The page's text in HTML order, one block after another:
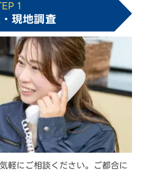
1
現地調査
軽にご相談ください。ご都合に